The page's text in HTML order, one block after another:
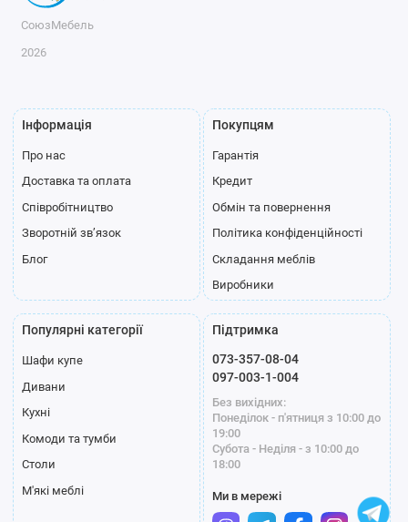
СоюзМебель
2026
Інформація
Про нас
Доставка та оплата
Співробітництво
Зворотній зв’язок
Блог
Покупцям
Гарантія
Кредит
Обмін та повернення
Політика конфіденційності
Складання меблів
Виробники
Популярні категорії
Шафи купе
Дивани
Кухні
Комоди та тумби
Столи
М'які меблі
Підтримка
073-357-08-04
097-003-1-004
Без вихідних:
Понеділок - п'ятниця з 10:00 до
19:00
Субота - Неділя - з 10:00 до
18:00
Ми в мережі